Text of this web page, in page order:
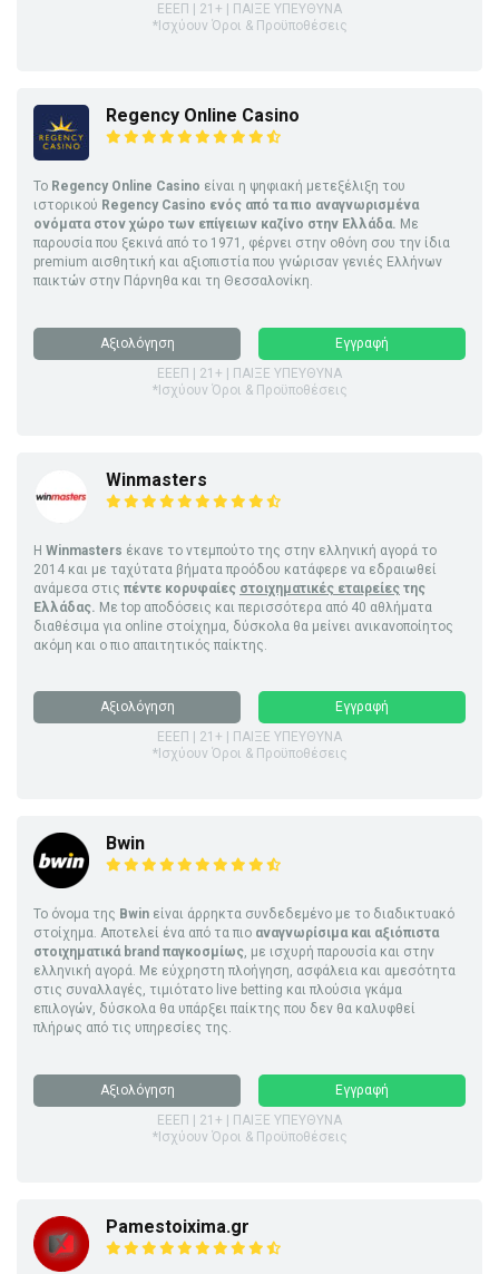
ΕΕΕΠ | 21+ | ΠΑΙΞΕ ΥΠΕΥΘΥΝΑ
*Ισχύουν Όροι & Προϋποθέσεις
Regency Online Casino
Το Regency Online Casino είναι η ψηφιακή μετεξέλιξη του
ιστορικού Regency Casino ενός από τα πιο αναγνωρισμένα
ονόματα στον χώρο των επίγειων καζίνο στην Ελλάδα. Με
παρουσία που ξεκινά από το 1971, φέρνει στην οθόνη σου την ίδια
premium αισθητική και αξιοπιστία που γνώρισαν γενιές Ελλήνων
παικτών στην Πάρνηθα και τη Θεσσαλονίκη.
Αξιολόγηση
Εγγραφή
ΕΕΕΠ | 21+ | ΠΑΙΞΕ ΥΠΕΥΘΥΝΑ
*Ισχύουν Όροι & Προϋποθέσεις
Winmasters
Η Winmasters έκανε το ντεμπούτο της στην ελληνική αγορά το
2014 και με ταχύτατα βήματα προόδου κατάφερε να εδραιωθεί
ανάμεσα στις πέντε κορυφαίες στοιχηματικές εταιρείες της
Ελλάδας. Με top αποδόσεις και περισσότερα από 40 αθλήματα
διαθέσιμα για online στοίχημα, δύσκολα θα μείνει ανικανοποίητος
ακόμη και ο πιο απαιτητικός παίκτης.
Αξιολόγηση
Εγγραφή
ΕΕΕΠ | 21+ | ΠΑΙΞΕ ΥΠΕΥΘΥΝΑ
*Ισχύουν Όροι & Προϋποθέσεις
Bwin
Το όνομα της Bwin είναι άρρηκτα συνδεδεμένο με το διαδικτυακό
στοίχημα. Αποτελεί ένα από τα πιο αναγνωρίσιμα και αξιόπιστα
στοιχηματικά brand παγκοσμίως, με ισχυρή παρουσία και στην
ελληνική αγορά. Με εύχρηστη πλοήγηση, ασφάλεια και αμεσότητα
στις συναλλαγές, τιμιότατο live betting και πλούσια γκάμα
επιλογών, δύσκολα θα υπάρξει παίκτης που δεν θα καλυφθεί
πλήρως από τις υπηρεσίες της.
Αξιολόγηση
Εγγραφή
ΕΕΕΠ | 21+ | ΠΑΙΞΕ ΥΠΕΥΘΥΝΑ
*Ισχύουν Όροι & Προϋποθέσεις
Pamestoixima.gr